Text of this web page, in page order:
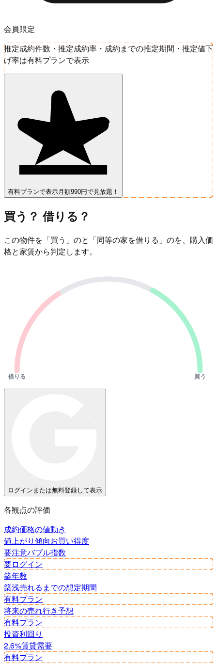
会員限定
推定成約件数・推定成約率・成約までの推定期間・推定値下
げ率は有料プランで表示
有料プランで表示 月額990円で見放題！
買う？ 借りる？
この物件を「買う」のと「同等の家を借りる」のを、購入価
格と家賃から判定します。
借りる 買う
ログインまたは無料登録して表示
各観点の評価
成約価格の値動き
値上がり傾向お買い得度
要注意バブル指数
要ログイン
築年数
築浅売れるまでの想定期間
有料プラン
将来の売れ行き予想
有料プラン
投資利回り
2.6%賃貸需要
有料プラン